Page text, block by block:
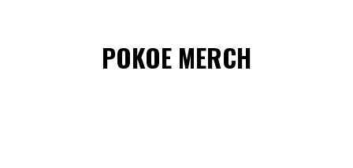
POKOE MERCH